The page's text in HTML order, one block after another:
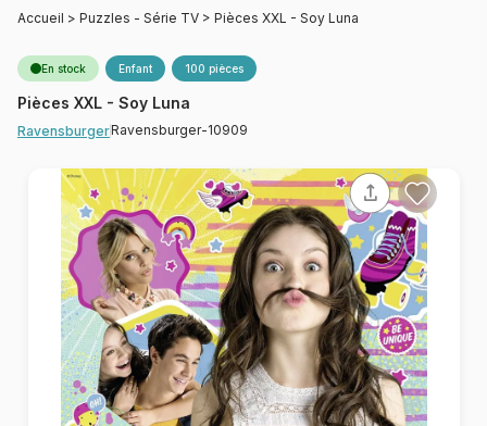
Accueil > Puzzles - Série TV > Pièces XXL - Soy Luna
En stock Enfant 100 pièces
Pièces XXL - Soy Luna
RavensburgerRavensburger-10909